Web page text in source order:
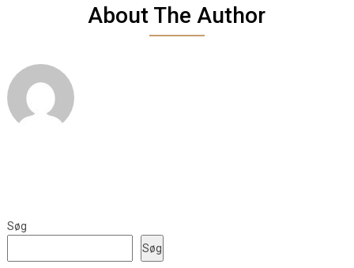
About The Author
Søg
Søg